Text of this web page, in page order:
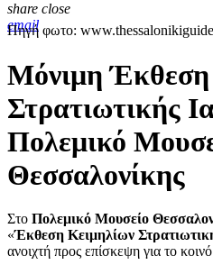
share close
email
Πηγή φωτο:
Μόνιμη Έκθεση
Στρατιωτικής
Πολεμικό
Θεσσαλονίκης
Στο Πολεμικό Μουσείο
«Έκθεση Κειμηλίων
ανοιχτή προς επίσκεψη για το